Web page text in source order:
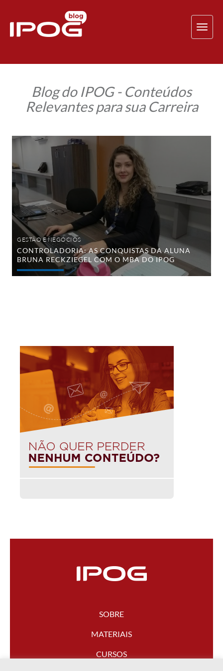
Blog do IPOG - Conteúdos
Relevantes para sua Carreira
Controladoria:
da
aluna
Bruna
Reckziegel
com
MBA
do
IPOG
GESTÃO E NEGÓCIOS
CONTROLADORIA: AS CONQUISTAS DA ALUNA
BRUNA RECKZIEGEL COM O MBA DO IPOG
SOBRE
MATERIAIS
CURSOS